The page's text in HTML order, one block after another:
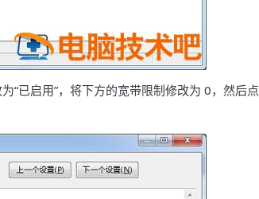
“已启用”，将下方的宽带限制修改为 0，然后点